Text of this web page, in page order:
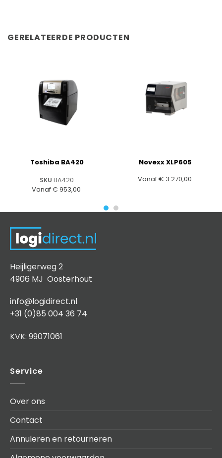
GERELATEERDE PRODUCTEN
Toshiba BA420
SKU BA420
Vanaf€ 953,00
Novexx XLP605
Vanaf€ 3.270,00
Heijligerweg 2
4906 MJ Oosterhout
info@logidirect.nl
+31 (0)85 004 36 74
KVK: 99071061
Service
Over ons
Contact
Annuleren en retourneren